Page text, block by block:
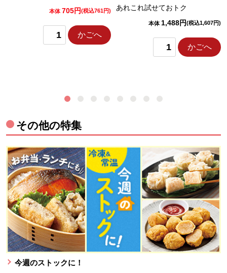
本体 705円(税込761円)
かごへ
あれこれ試せておトク
本体 1,488円(税込1,607円)
かごへ
その他の特集
今週のストックに！